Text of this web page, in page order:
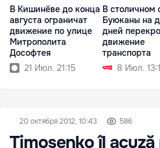
В Кишинёве до конца
августа ограничат
движение по улице
Митрополита
Дософтея
21 Июл. 21:15
В столичном
Буюканы на
дней
движение
транспорта
8 Июл.
20 октября 2012, 10:43 586
Timoşenko îl